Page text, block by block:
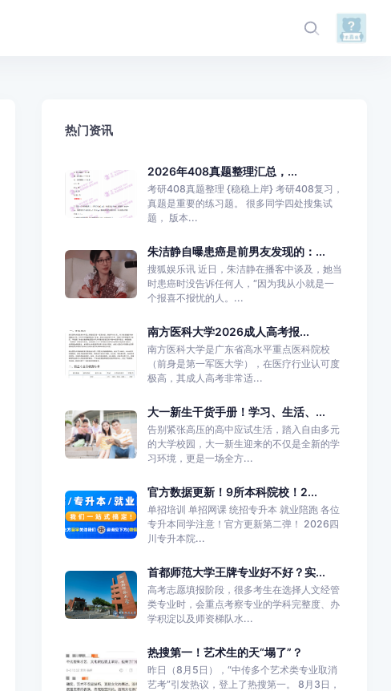
热门资讯
2026年408真题整理汇总，...
考研408真题整理 {稳稳上岸} 考研408复习，
真题是重要的练习题。 很多同学四处搜集试
题， 版本...
朱洁静自曝患癌是前男友发现的：...
搜狐娱乐讯 近日，朱洁静在播客中谈及，她当
时患癌时没告诉任何人，“因为我从小就是一
个报喜不报忧的人。...
南方医科大学2026成人高考报...
南方医科大学是广东省高水平重点医科院校
（前身是第一军医大学），在医疗行业认可度
极高，其成人高考非常适...
大一新生干货手册！学习、生活、...
告别紧张高压的高中应试生活，踏入自由多元
的大学校园，大一新生迎来的不仅是全新的学
习环境，更是一场全方...
官方数据更新！9所本科院校！2...
单招培训 单招网课 统招专升本 就业陪跑 各位
专升本同学注意！官方更新第二弹！ 2026四
川专升本院...
首都师范大学王牌专业好不好？实...
高考志愿填报阶段，很多考生在选择人文经管
类专业时，会重点考察专业的学科完整度、办
学积淀以及师资梯队水...
热搜第一！艺术生的天“塌了”？
昨日（8月5日），“中传多个艺术类专业取消
艺考”引发热议，登上了热搜第一。 8月3日，